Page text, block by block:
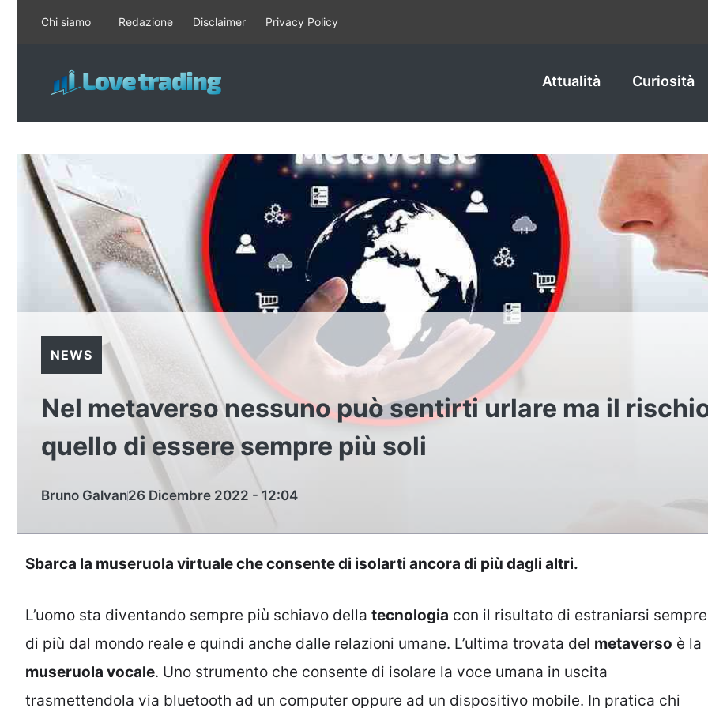
contenuto
Chi siamo Redazione Disclaimer Privacy Policy
Attualità Curiosità
NEWS
Nel metaverso nessuno può sentirti urlare ma il
quello di essere sempre più soli
Bruno Galvan26 Dicembre 2022 - 12:04
Sbarca la museruola virtuale che consente di isolarti ancora di più dagli altri.
L’uomo sta diventando sempre più schiavo della tecnologia con il risultato di estraniarsi sempre
di più dal mondo reale e quindi anche dalle relazioni umane. L’ultima trovata del metaverso è la
museruola vocale. Uno strumento che consente di isolare la voce umana in uscita
trasmettendola via bluetooth ad un computer oppure ad un dispositivo mobile. In pratica chi